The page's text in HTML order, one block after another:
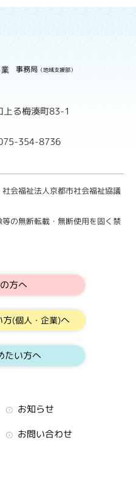
事務局 （地域支援部）
上る梅湊町83-1
354-8736
会福祉法人京都市社会福祉協議
の無断転載・無断使用を固く禁
方へ
方(個人・企業)へ
たい方へ
お知らせ
お問い合わせ